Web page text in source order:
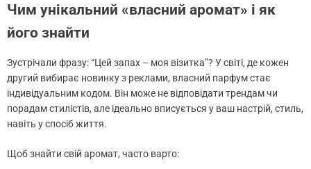
Чим унікальний «власний аромат» і як
його знайти
Зустрічали фразу: “Цей запах – моя візитка”? У світі, де кожен
другий вибирає новинку з реклами, власний парфум стає
індивідуальним кодом. Він може не відповідати трендам чи
порадам стилістів, але ідеально вписується у ваш настрій, стиль,
навіть у спосіб життя.
Щоб знайти свій аромат, часто варто: